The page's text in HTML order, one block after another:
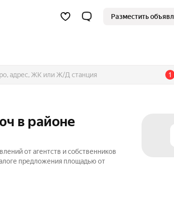
Разместить
1
в районе
от агентств и собственников
предложения площадью от